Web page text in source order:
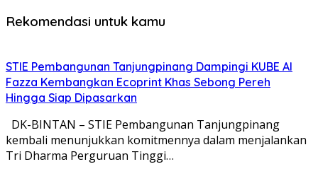
Rekomendasi untuk kamu
STIE Pembangunan Tanjungpinang Dampingi KUBE Al
Fazza Kembangkan Ecoprint Khas Sebong Pereh
Hingga Siap Dipasarkan
DK-BINTAN – STIE Pembangunan Tanjungpinang
kembali menunjukkan komitmennya dalam menjalankan
Tri Dharma Perguruan Tinggi…